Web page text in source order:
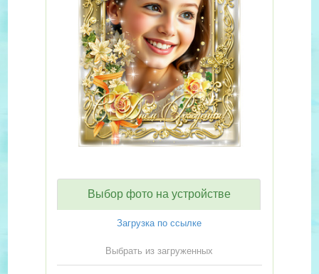
Выбор фото на устройстве
Загрузка по ссылке
Выбрать из загруженных